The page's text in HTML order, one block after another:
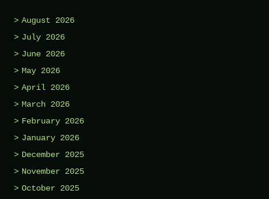
August 2026
July 2026
June 2026
May 2026
April 2026
March 2026
February 2026
January 2026
December 2025
November 2025
October 2025